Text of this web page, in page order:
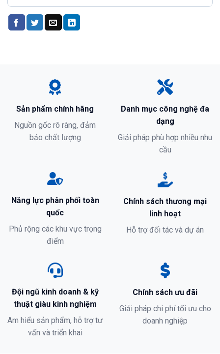
Sản phẩm chính hãng
Nguồn gốc rõ ràng, đảm
bảo chất lượng
Danh mục công nghệ đa
dạng
Giải pháp phù hợp nhiều nhu
cầu
Năng lực phân phối toàn
quốc
Phủ rộng các khu vực trọng
điểm
Chính sách thương mại
linh hoạt
Hỗ trợ đối tác và dự án
Đội ngũ kinh doanh & kỹ
thuật giàu kinh nghiệm
Am hiểu sản phẩm, hỗ trợ tư
vấn và triển khai
Chính sách ưu đãi
Giải pháp chi phí tối ưu cho
doanh nghiệp